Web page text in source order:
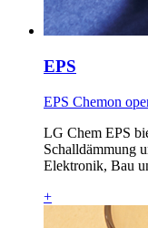
EPS
EPS Chemon
LG Chem EPS
Schalldämmung
Elektronik, Bau
+